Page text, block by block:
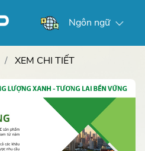
Ngôn ngữ
XEM CHI TIẾT